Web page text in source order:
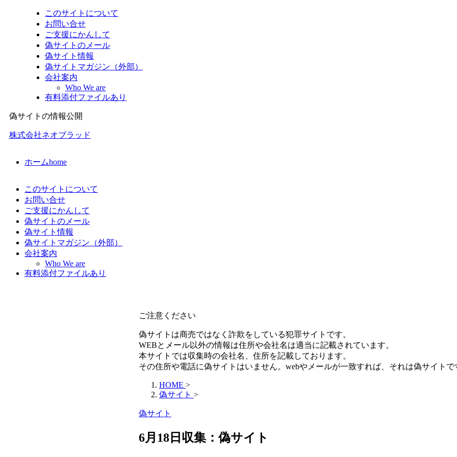
このサイトについて
お問い合せ
ご支援にかんして
偽サイトのメール
偽サイト情報
偽サイトマガジン（外部）
会社案内
Who We are
有料添付ファイルあり
偽サイトの情報公開
株式会社ネオブラッド
ホームhome
このサイトについて
お問い合せ
ご支援にかんして
偽サイトのメール
偽サイト情報
偽サイトマガジン（外部）
会社案内
Who We are
有料添付ファイルあり
ご注意ください
偽サイトは商売ではなく詐欺をしている犯罪サイトです。
WEBとメール以外の情報は住所や会社名は適当に記載されています。
本サイトでは収集時の会社名、住所を記載しております。
その住所や電話に偽サイトはいません。webやメールが一致すれば、それは偽サイトで
HOME >
偽サイト >
偽サイト
6月18日収集：偽サイト